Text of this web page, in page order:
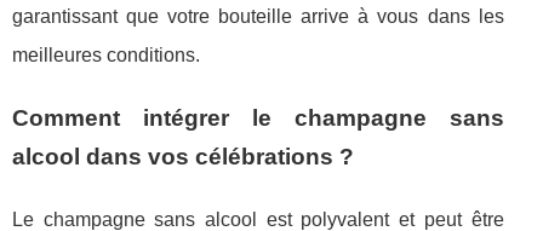
garantissant que votre bouteille arrive à vous dans les
meilleures conditions.
Comment intégrer le champagne sans
alcool dans vos célébrations ?
Le champagne sans alcool est polyvalent et peut être